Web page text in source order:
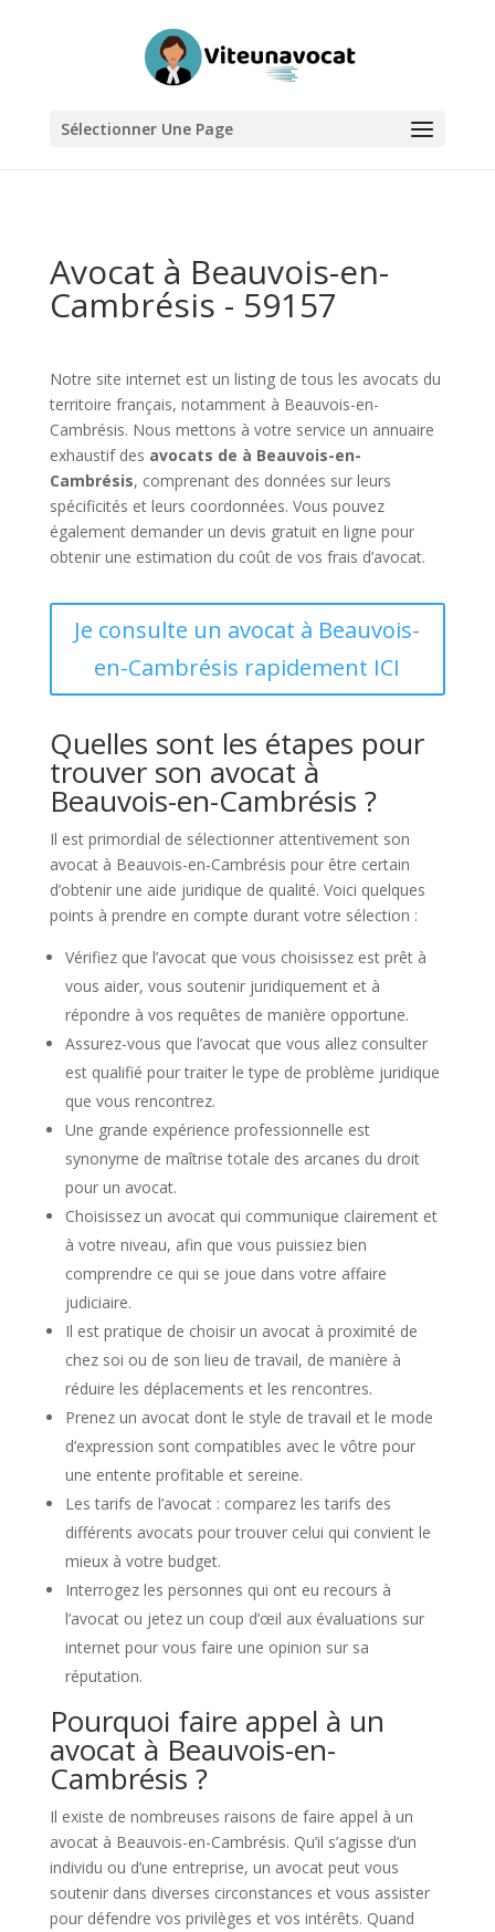
Sélectionner Une Page
Avocat à Beauvois-en-
Cambrésis - 59157
Notre site internet est un listing de tous les avocats du
territoire français, notamment à Beauvois-en-
Cambrésis. Nous mettons à votre service un annuaire
exhaustif des avocats de à Beauvois-en-
Cambrésis, comprenant des données sur leurs
spécificités et leurs coordonnées. Vous pouvez
également demander un devis gratuit en ligne pour
obtenir une estimation du coût de vos frais d’avocat.
Je consulte un avocat à Beauvois-
en-Cambrésis rapidement ICI
Quelles sont les étapes pour
trouver son avocat à
Beauvois-en-Cambrésis ?
Il est primordial de sélectionner attentivement son
avocat à Beauvois-en-Cambrésis pour être certain
d’obtenir une aide juridique de qualité. Voici quelques
points à prendre en compte durant votre sélection :
Vérifiez que l’avocat que vous choisissez est prêt à
vous aider, vous soutenir juridiquement et à
répondre à vos requêtes de manière opportune.
Assurez-vous que l’avocat que vous allez consulter
est qualifié pour traiter le type de problème juridique
que vous rencontrez.
Une grande expérience professionnelle est
synonyme de maîtrise totale des arcanes du droit
pour un avocat.
Choisissez un avocat qui communique clairement et
à votre niveau, afin que vous puissiez bien
comprendre ce qui se joue dans votre affaire
judiciaire.
Il est pratique de choisir un avocat à proximité de
chez soi ou de son lieu de travail, de manière à
réduire les déplacements et les rencontres.
Prenez un avocat dont le style de travail et le mode
d’expression sont compatibles avec le vôtre pour
une entente profitable et sereine.
Les tarifs de l’avocat : comparez les tarifs des
différents avocats pour trouver celui qui convient le
mieux à votre budget.
Interrogez les personnes qui ont eu recours à
l’avocat ou jetez un coup d’œil aux évaluations sur
internet pour vous faire une opinion sur sa
réputation.
Pourquoi faire appel à un
avocat à Beauvois-en-
Cambrésis ?
Il existe de nombreuses raisons de faire appel à un
avocat à Beauvois-en-Cambrésis. Qu’il s’agisse d’un
individu ou d’une entreprise, un avocat peut vous
soutenir dans diverses circonstances et vous assister
pour défendre vos privilèges et vos intérêts. Quand